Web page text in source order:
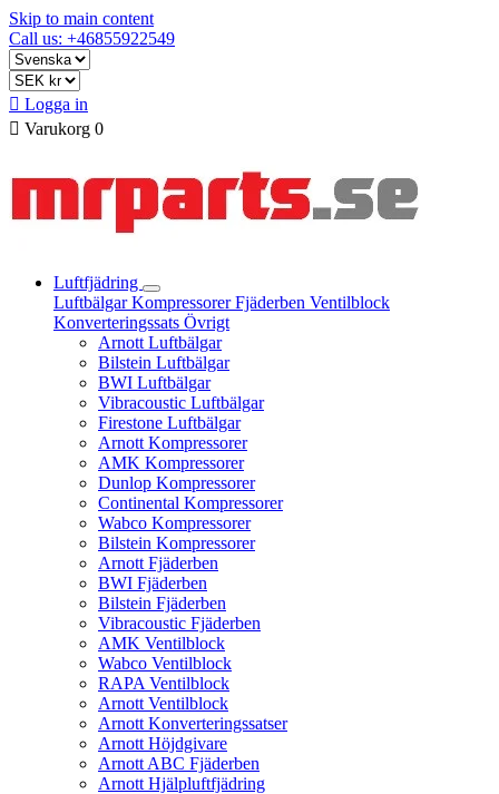
Skip to main content
Call us: +46855922549
 Logga in
 Varukorg 0
Luftfjädring
LuftbälgarKompressorerFjäderben Ventilblock
Konverteringssats Övrigt
Arnott Luftbälgar
Bilstein Luftbälgar
BWI Luftbälgar
Vibracoustic Luftbälgar
Firestone Luftbälgar
Arnott Kompressorer
AMK Kompressorer
Dunlop Kompressorer
Continental Kompressorer
Wabco Kompressorer
Bilstein Kompressorer
Arnott Fjäderben
BWI Fjäderben
Bilstein Fjäderben
Vibracoustic Fjäderben
AMK Ventilblock
Wabco Ventilblock
RAPA Ventilblock
Arnott Ventilblock
Arnott Konverteringssatser
Arnott Höjdgivare
Arnott ABC Fjäderben
Arnott Hjälpluftfjädring